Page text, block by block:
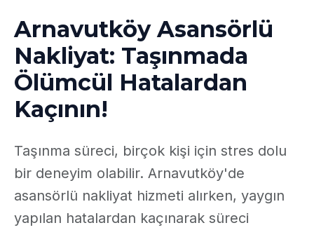
Arnavutköy Asansörlü
Nakliyat: Taşınmada
Ölümcül Hatalardan
Kaçının!
Taşınma süreci, birçok kişi için stres dolu
bir deneyim olabilir. Arnavutköy'de
asansörlü nakliyat hizmeti alırken, yaygın
yapılan hatalardan kaçınarak süreci